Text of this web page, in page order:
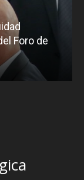
Foro de